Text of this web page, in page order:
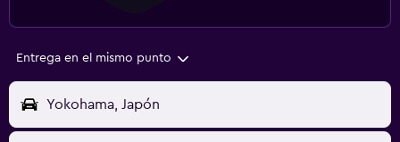
Entrega en el mismo punto
Yokohama, Japón